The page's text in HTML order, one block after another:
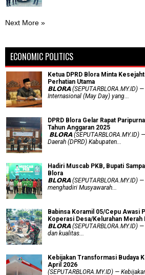
Next More »
ECONOMIC POLITICS
Ketua DPRD Blora Minta
Perhatian Utama
​𝗕𝗟𝗢𝗥𝗔 (SEPUTARBLORA.MY.ID) —
Internasional (May Day) yang...
DPRD Blora Gelar Rapat
Tahun Anggaran 2025
𝗕𝗟𝗢𝗥𝗔 (SEPUTARBLORA.MY.ID)
Daerah (DPRD) Kabupaten...
Hadiri Muscab PKB, Bupati
Blora
𝗕𝗟𝗢𝗥𝗔 (SEPUTARBLORA.MY.ID)
menghadiri Musyawarah...
Babinsa Koramil 05/Cepu Awasi
Koperasi Desa/Kelurahan Merah
𝗕𝗟𝗢𝗥𝗔 (SEPUTARBLORA.MY.ID)
dan kualitas...
Kebijakan Transformasi Budaya
April 2026
(SEPUTARBLORA.MY.ID) —